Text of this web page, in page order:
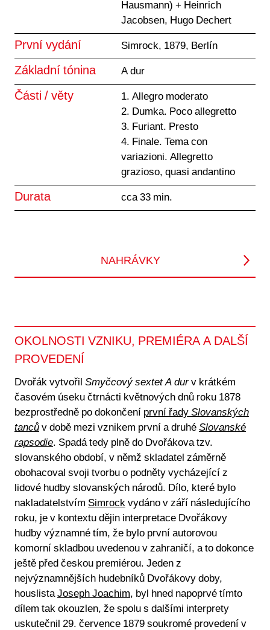
NAHRÁVKY
Hausmann) + Heinrich
Jacobsen, Hugo Dechert
První vydání Simrock, 1879, Berlín
Základní tónina A dur
Části / věty
1. Allegro moderato
2. Dumka. Poco allegretto
3. Furiant. Presto
4. Finale. Tema con
variazioni. Allegretto
grazioso, quasi andantino
Durata cca 33 min.
OKOLNOSTI VZNIKU, PREMIÉRA A DALŠÍ
PROVEDENÍ
Dvořák vytvořil Smyčcový sextet A durv krátkém
časovém úseku čtrnácti květnových dnů roku 1878
bezprostředně po dokončení první řady Slovanských
tanců v době mezi vznikem první a druhé Slovanské
rapsodie. Spadá tedy plně do Dvořákova tzv.
slovanského období, v němž skladatel záměrně
obohacoval svoji tvorbu o podněty vycházející z
lidové hudby slovanských národů. Dílo, které bylo
nakladatelstvím Simrock vydáno v září následujícího
roku, je v kontextu dějin interpretace Dvořákovy
hudby významné tím, že bylo první autorovou
komorní skladbou uvedenou v zahraničí, a to dokonce
ještě před českou premiérou. Jeden z
nejvýznamnějších hudebníků Dvořákovy doby,
houslistaJoseph Joachim, byl hned napoprvé tímto
dílem tak okouzlen, že spolu s dalšími interprety
uskutečnil 29. července 1879 soukromé provedení v